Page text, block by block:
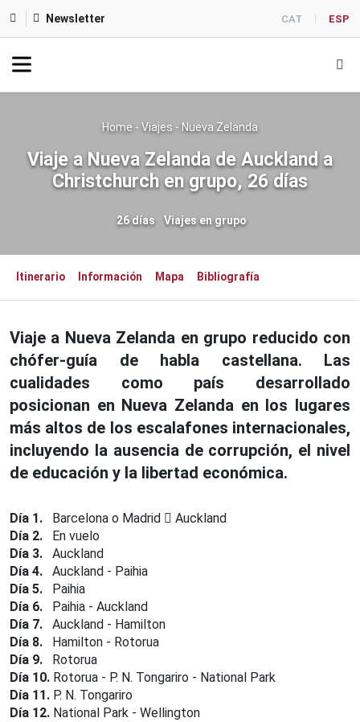
Newsletter CAT ESP
Home - Viajes - Nueva Zelanda
Viaje a Nueva Zelanda de Auckland a
Christchurch en grupo, 26 días
26 días Viajes en grupo
Itinerario Información Mapa Bibliografía
Viaje a Nueva Zelanda en grupo reducido con
chófer-guía de habla castellana. Las
cualidades como país desarrollado
posicionan en Nueva Zelanda en los lugares
más altos de los escalafones internacionales,
incluyendo la ausencia de corrupción, el nivel
de educación y la libertad económica.
Día 1. Barcelona o Madrid
Auckland
Día 2. En vuelo
Día 3. Auckland
Día 4. Auckland - Paihia
Día 5. Paihia
Día 6.
Paihia - Auckland
Día 7. Auckland - Hamilton
Día 8. Hamilton - Rotorua
Día 9. Rotorua
Día 10. Rotorua - P. N. Tongariro - National Park
Día 11. P. N. Tongariro
Día 12. National Park - Wellington